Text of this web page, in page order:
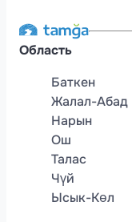
Область
Баткен
Жалал-Абад
Нарын
Ош
Талас
Чүй
Ысык-Көл